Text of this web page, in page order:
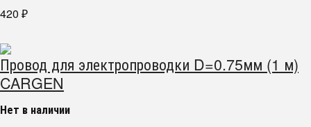
420 ₽
Провод для электропроводки D=0.75мм (1 м)
CARGEN
Нет в наличии